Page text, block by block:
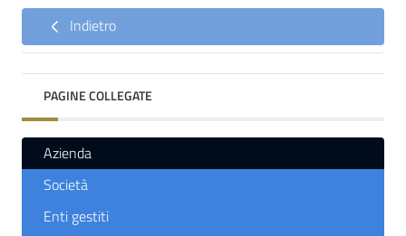
Indietro
PAGINE COLLEGATE
Azienda
Società
Enti gestiti